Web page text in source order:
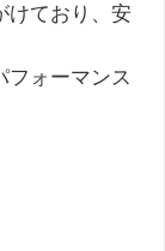
けており、安
フォーマンス